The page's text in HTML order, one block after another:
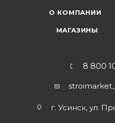
О КОМПАНИИ
МАГАЗИНЫ
8 800
г. Усинск, ул.